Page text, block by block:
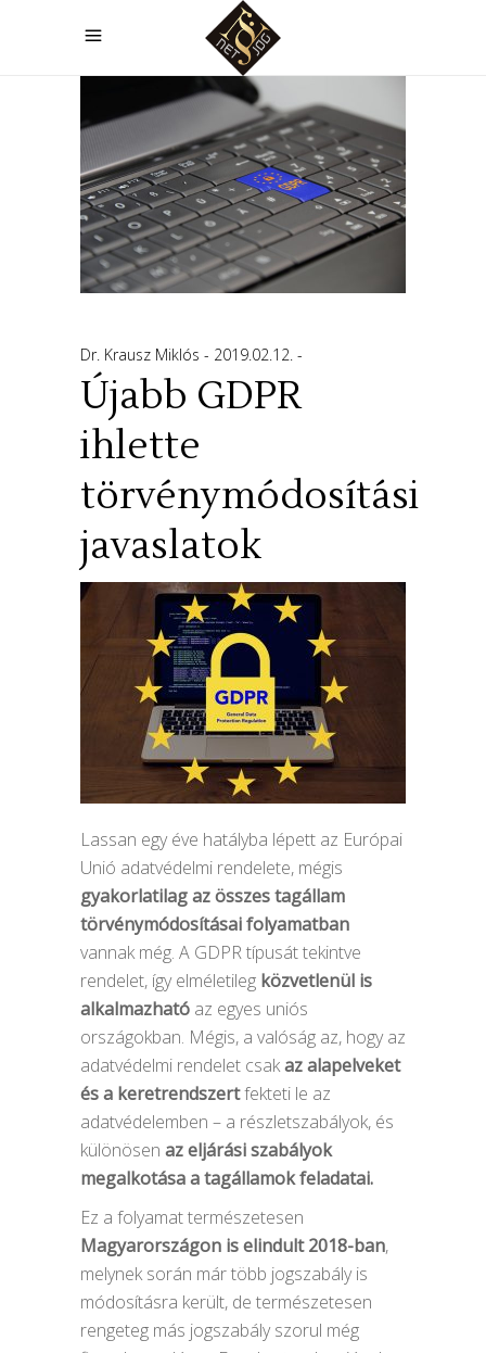
Dr. Krausz Miklós 2019.02.12.
Újabb GDPR
ihlette
törvénymódosítási
javaslatok
Lassan egy éve hatályba lépett az Európai
Unió adatvédelmi rendelete, mégis
gyakorlatilag az összes tagállam
törvénymódosításai folyamatban
vannak még. A GDPR típusát tekintve
rendelet, így elméletileg közvetlenül is
alkalmazható az egyes uniós
országokban. Mégis, a valóság az, hogy az
adatvédelmi rendelet csakaz alapelveket
és a keretrendszertfekteti le az
adatvédelemben – a részletszabályok, és
különösen az eljárási szabályok
megalkotása a tagállamok feladatai.
Ez a folyamat természetesen
Magyarországon is elindult 2018-ban,
melynek során már több jogszabály is
módosításra került, de természetesen
rengeteg más jogszabály szorul még